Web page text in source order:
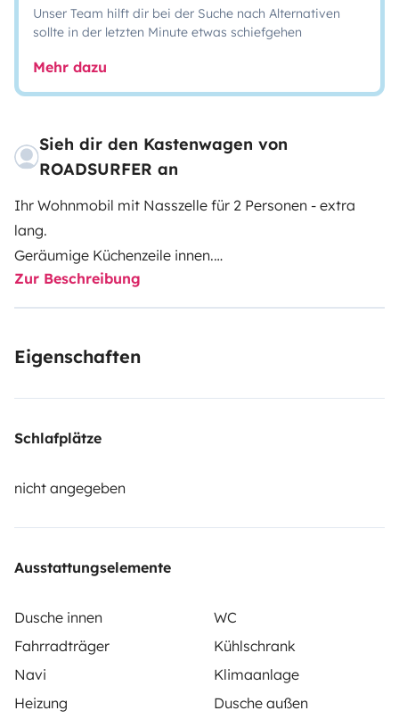
Unser Team hilft dir bei der Suche nach Alternativen
sollte in der letzten Minute etwas schiefgehen
Mehr dazu
Sieh dir den Kastenwagen von
ROADSURFER an
Ihr Wohnmobil mit Nasszelle für 2 Personen - extra
lang.
Geräumige Küchenzeile innen.
Extra große Nasszelle mit Warmwasserdusche und
Toilette.
Mehr Infos & AGB: https://roadsurfer.com/wp-
und Vollkaskoversicherung abschließen. Die
die persönliche Versicherung des Mieters.
Zur Beschreibung
Eigenschaften
Schlafplätze
nicht angegeben
Ausstattungselemente
Dusche innen
WC
Fahrradträger
Kühlschrank
Navi
Klimaanlage
Heizung
Dusche außen